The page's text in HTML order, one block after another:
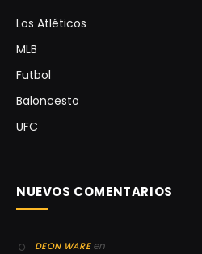
Los Atléticos
MLB
Futbol
Baloncesto
UFC
NUEVOS COMENTARIOS
DEON WAREen